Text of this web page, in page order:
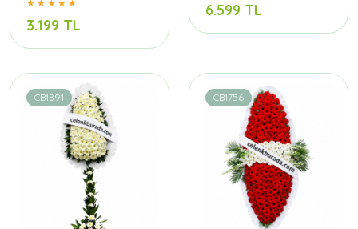
3.199 TL
6.599 TL
CB1891 CB1756